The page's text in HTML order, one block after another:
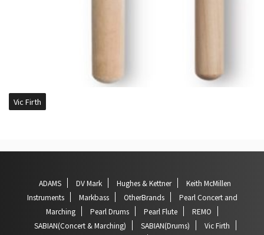
Vic Firth
ADAMS DV Mark Hughes & Kettner
Keith McMillen
Instruments
Markbass OtherBrands
Pearl Concert and
Marching
Pearl Drums Pearl Flute
REMO
SABIAN(Concert & Marching)
SABIAN(Drums)
Vic Firth